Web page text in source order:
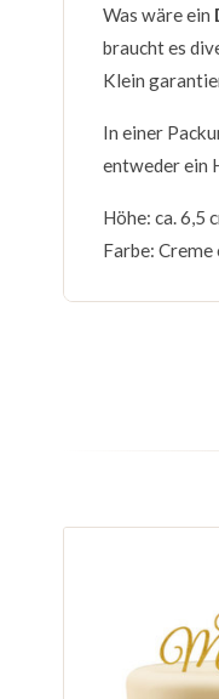
Was wäre ein
braucht es
Klein
In einer
entweder ein
Höhe: ca. 6,5
Farbe: